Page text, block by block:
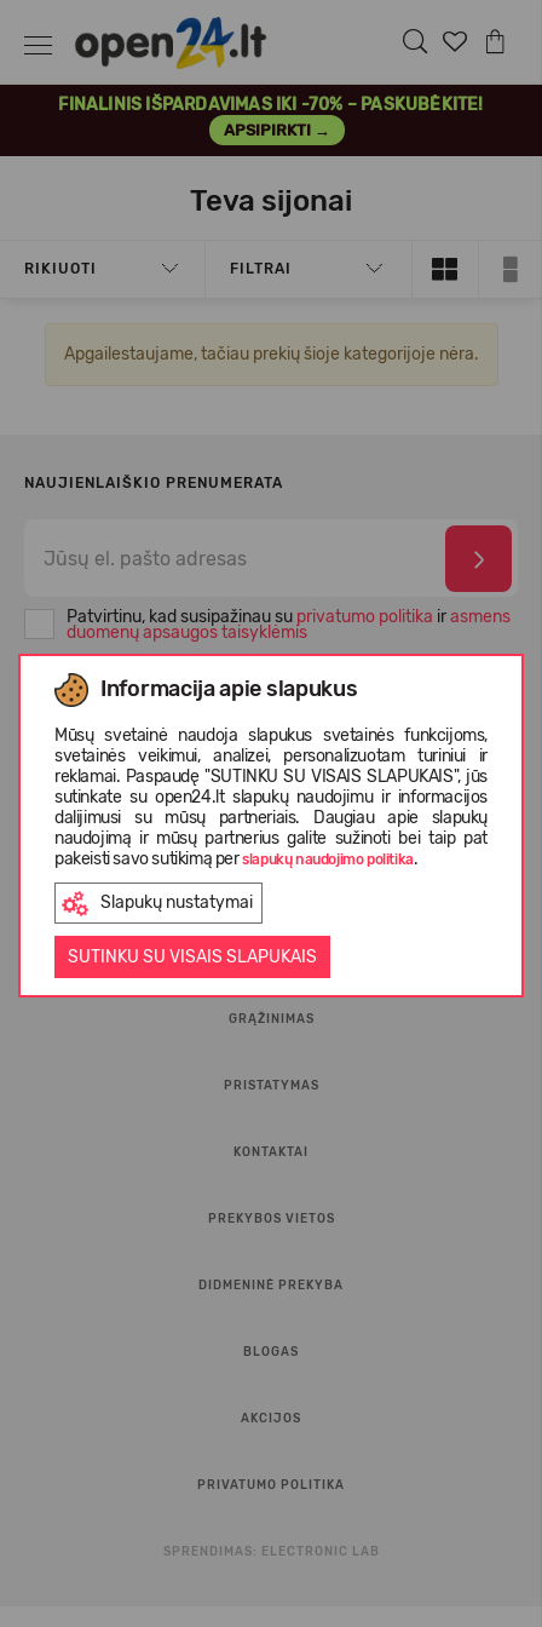
FINALINIS IŠPARDAVIMAS IKI -70% – PASKUBĖKITE!
APSIPIRKTI →
Informacija apie slapukus
Mūsų svetainė naudoja slapukus svetainės funkcijoms,
svetainės veikimui, analizei, personalizuotam turiniui ir
reklamai. Paspaudę "SUTINKU SU VISAIS SLAPUKAIS", jūs
sutinkate su open24.lt slapukų naudojimu ir informacijos
dalijimusi su mūsų partneriais. Daugiau apie slapukų
naudojimą ir mūsų partnerius galite sužinoti bei taip pat
pakeisti savo sutikimą perslapukų naudojimo politika.
Slapukų nustatymai
SUTINKU SU VISAIS SLAPUKAIS
Teva sijonai
RIKIUOTI FILTRAI
Apgailestaujame, tačiau prekių šioje kategorijoje nėra.
NAUJIENLAIŠKIO PRENUMERATA
Patvirtinu, kad susipažinau su privatumo politika irasmens
duomenų apsaugos taisyklėmis
INFORMACIJA PIRKĖJUI
D.U.K.
GRĄŽINIMAS
PRISTATYMAS
KONTAKTAI
PREKYBOS VIETOS
DIDMENINĖ PREKYBA
BLOGAS
AKCIJOS
PRIVATUMO POLITIKA
SPRENDIMAS: ELECTRONIC LAB